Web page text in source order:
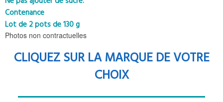
Contenance
Lot de 2 pots de 130 g
Photos non contractuelles
CLIQUEZ SUR LA MARQUE DE VOTRE
CHOIX